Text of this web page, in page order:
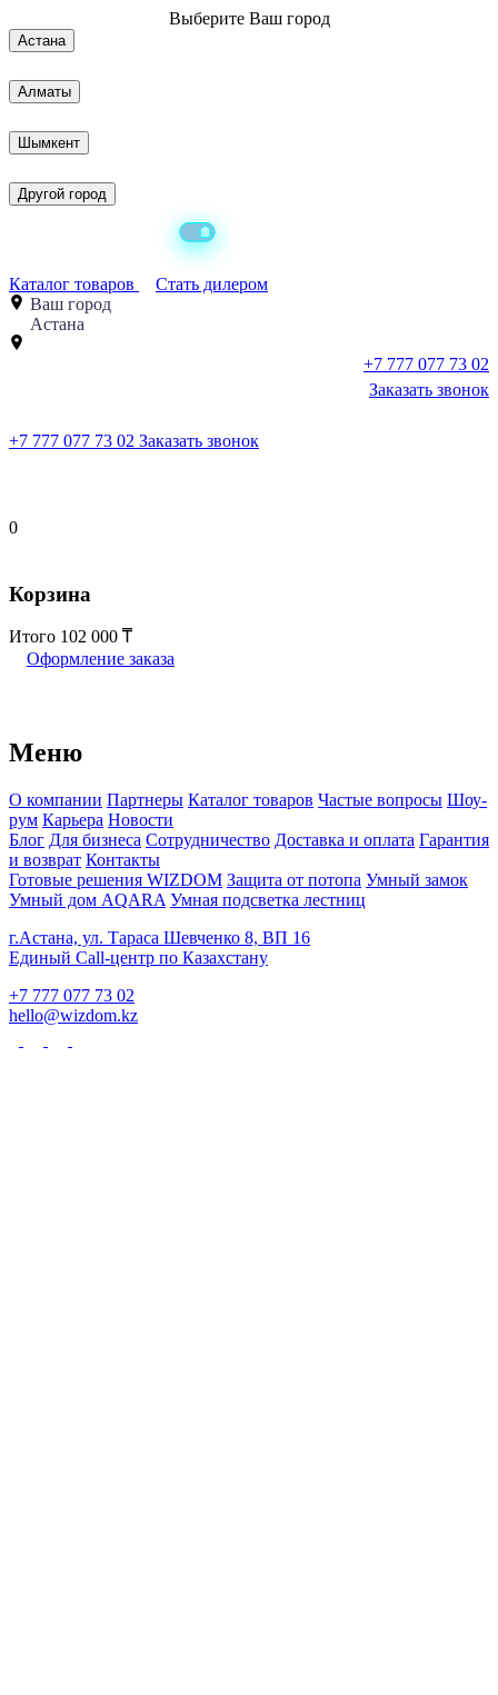
Выберите Ваш город
Астана
Алматы
Шымкент
Другой город
Каталог товаров
Стать дилером
Ваш город
Астана
+7 777 077 73 02
Заказать звонок
+7 777 077 73 02 Заказать звонок
0
Корзина
Итого 102 000
Оформление заказа
Меню
О компании Партнеры Каталог товаров Частые вопросы Шоу-
рум Карьера Новости
Блог Для бизнеса Сотрудничество Доставка и оплата Гарантия
и возврат Контакты
Готовые решения WIZDOM Защита от потопа Умный замок
Умный дом AQARA Умная подсветка лестниц
г.Астана, ул. Тараса Шевченко 8, ВП 16
Единый Call-центр по Казахстану
+7 777 077 73 02
hello@wizdom.kz